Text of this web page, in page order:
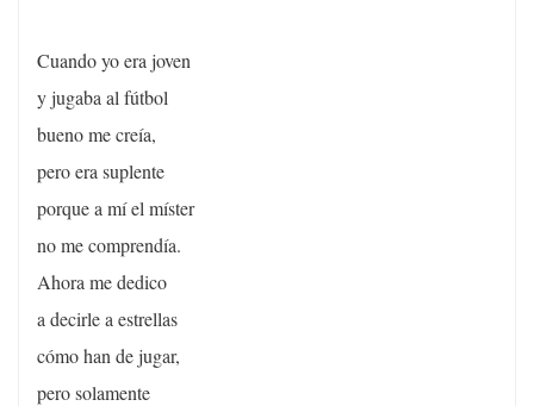
Cuando yo era joven
y jugaba al fútbol
bueno me creía,
pero era suplente
porque a mí el míster
no me comprendía.
Ahora me dedico
a decirle a estrellas
cómo han de jugar,
pero solamente